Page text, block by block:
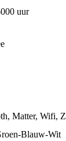
uur
, Matter, Wifi,
Blauw-Wit